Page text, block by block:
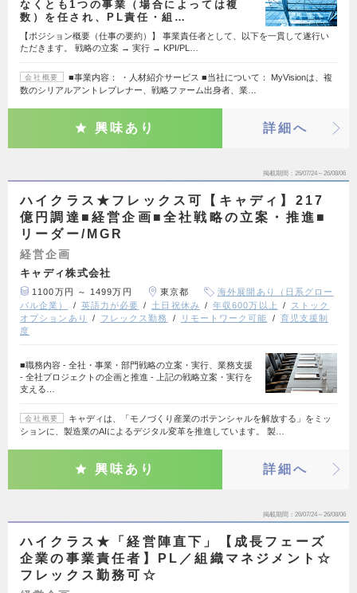
なくとも1つの事業（場合によっては複
数）を任され、PL責任・組…
【ポジション概要（仕事の要約）】 事業責任者として、以下を一貫して遂行い
ただきます。 戦略の立案 → 実行 → KPI/PL…
会社概要
■事業内容： ・人材紹介サービス ■当社について： MyVisionは、複
数のシリアルアントレプレナー、戦略ファーム出身者、業…
興味あり 詳細へ
掲載期間 26/07/24～26/08/06
ハイクラス★フレックス可【キャディ】217
億円調達■経営企画■全社戦略の立案・推進■
リーダー/MGR
経営企画
キャディ株式会社
1100万円 ～ 1499万円 東京都
海外展開あり（日系グロー
バル企業）
英語力が必要 土日祝休み 年収600万以上
ストック
オプションあり
フレックス勤務 リモートワーク可能
育児支援制
度
■職務内容 - 全社・事業・部門戦略の立案・実行、業務支援
- 全社プロジェクトの企画と推進 - 上記の戦略立案・実行を
支える…
会社概要
キャディは、「モノづくり産業のポテンシャルを解放する」をミッ
ションに、製造業のAIによるデジタル変革を推進しています。 製…
興味あり 詳細へ
掲載期間 26/07/24～26/08/06
ハイクラス★「経営陣直下」【成長フェーズ
企業の事業責任者】PL／組織マネジメント☆
フレックス勤務可☆